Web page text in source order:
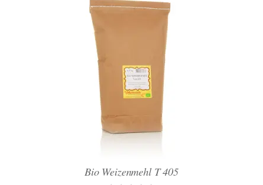
Bio Weizenmehl T 405